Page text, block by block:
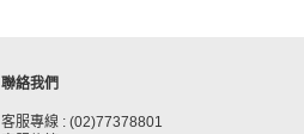
聯絡我們
客服專線 : (02)77378801